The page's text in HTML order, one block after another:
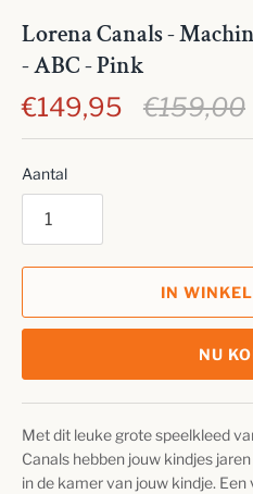
Lorena Canals -
- ABC - Pink
€149,95
€159,00
Aantal
IN
NU
Met dit leuke grote speelkleed
Canals hebben jouw kindjes
in de kamer van jouw kindje. Een